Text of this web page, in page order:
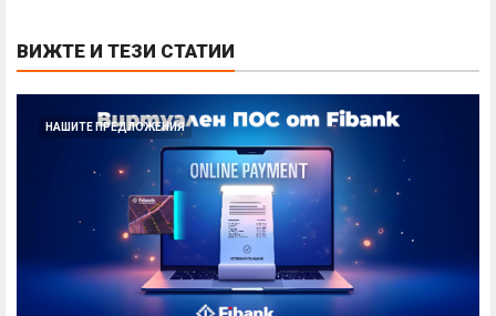
ВИЖТЕ И ТЕЗИ СТАТИИ
НАШИТЕ ПРЕДЛОЖЕНИЯ